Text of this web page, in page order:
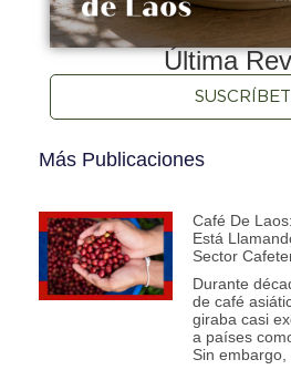
Última
Más Publicaciones
Café De
Está
Sector
Durante
de café
giraba casi
a países
Sin embargo,